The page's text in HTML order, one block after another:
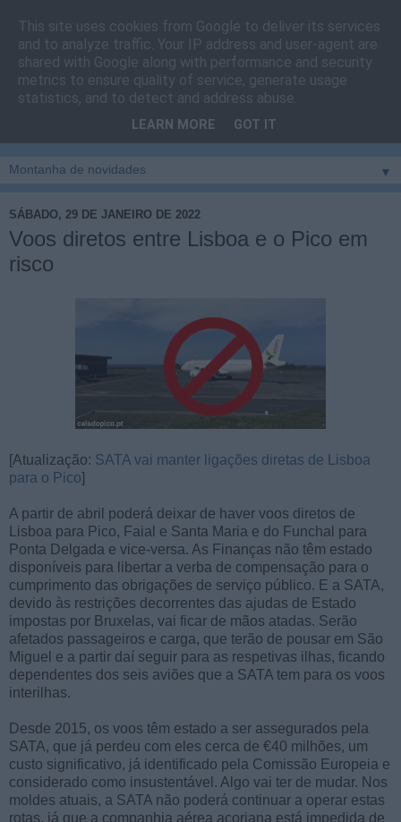
Cais do Pico
Blog sobre um pouco de tudo relacionado com a ilha
vila e ao concelho de São Roque do Pico
▼
SÁBADO, 29 DE JANEIRO DE 2022
Voos diretos entre Lisboa e o Pico em
risco
[Atualização: SATA vai manter ligações diretas de Lisboa
para o Pico]
A partir de abril poderá deixar de haver voos diretos de
Lisboa para Pico, Faial e Santa Maria e do Funchal para
Ponta Delgada e vice-versa. As Finanças não têm estado
disponíveis para libertar a verba de compensação para o
cumprimento das obrigações de serviço público. E a SATA,
devido às restrições decorrentes das ajudas de Estado
impostas por Bruxelas, vai ficar de mãos atadas. Serão
afetados passageiros e carga, que terão de pousar em São
Miguel e a partir daí seguir para as respetivas ilhas, ficando
dependentes dos seis aviões que a SATA tem para os voos
interilhas.
Desde 2015, os voos têm estado a ser assegurados pela
SATA, que já perdeu com eles cerca de €40 milhões, um
custo significativo, já identificado pela Comissão Europeia e
considerado como insustentável. Algo vai ter de mudar. Nos
moldes atuais, a SATA não poderá continuar a operar estas
rotas, já que a companhia aérea açoriana está impedida de
This site uses cookies from Google to deliver its services
and to analyze traffic. Your IP address and user-agent are
shared with Google along with performance and security
metrics to ensure quality of service, generate usage
statistics, and to detect and address abuse.
LEARN MORE GOT IT